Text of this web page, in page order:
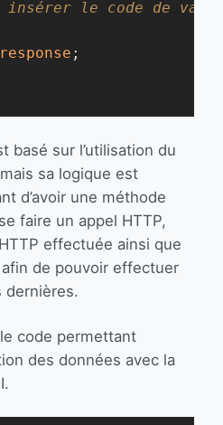
insérer le code de
;
basé sur l’utilisation du
sa logique est
d’avoir une méthode
faire un appel HTTP,
effectuée ainsi que
de pouvoir effectuer
dernières.
code permettant
des données avec la